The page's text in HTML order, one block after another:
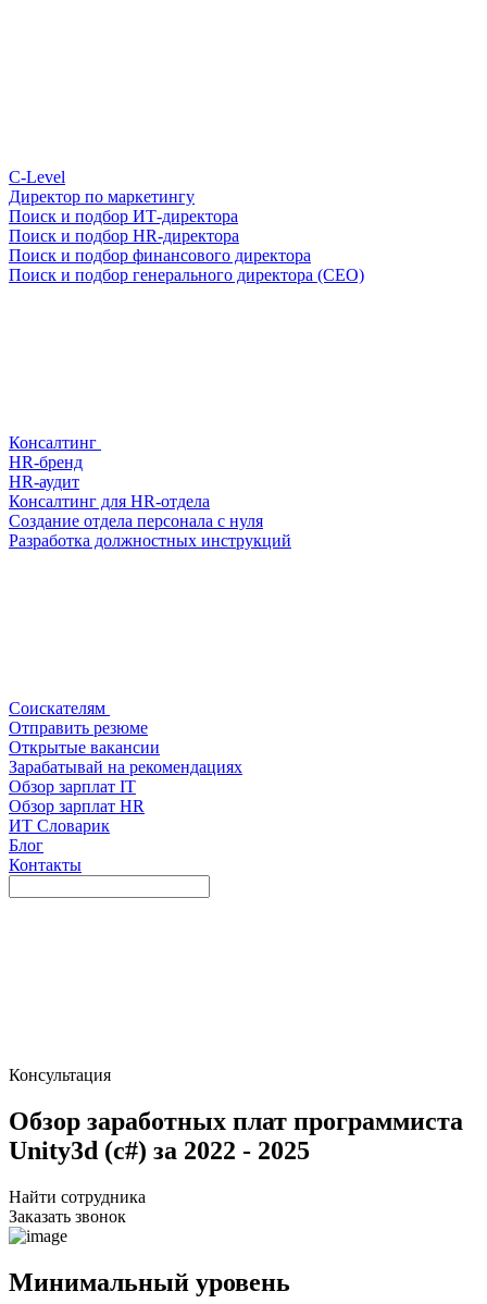
С-Level
Директор по маркетингу
Поиск и подбор ИТ-директора
Поиск и подбор HR-директора
Поиск и подбор финансового директора
Поиск и подбор генерального директора (CEO)
Консалтинг
HR-бренд
HR-аудит
Консалтинг для HR-отдела
Создание отдела персонала с нуля
Разработка должностных инструкций
Соискателям
Отправить резюме
Открытые вакансии
Зарабатывай на рекомендациях
Обзор зарплат IT
Обзор зарплат HR
ИТ Словарик
Блог
Контакты
Консультация
Обзор заработных плат программиста
Unity3d (c#) за 2022 - 2025
Найти сотрудника
Заказать звонок
Минимальный уровень